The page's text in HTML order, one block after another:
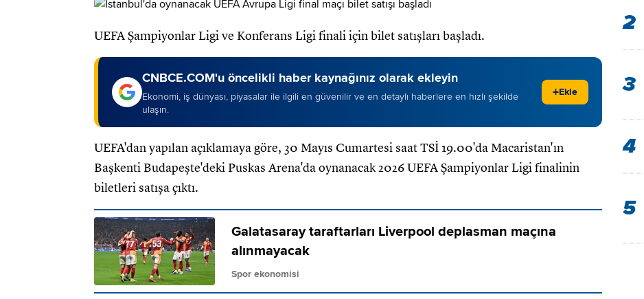
UEFA Şampiyonlar Ligi ve Konferans Ligi finali için bilet satışları başladı.
CNBCE.COM'u öncelikli haber kaynağınız olarak ekleyin
Ekonomi, iş dünyası, piyasalar ile ilgili en güvenilir ve en detaylı haberlere en hızlı şekilde
ulaşın.
+Ekle
UEFA'dan yapılan açıklamaya göre, 30 Mayıs Cumartesi saat TSİ 19.00'da Macaristan'ın
Başkenti Budapeşte'deki Puskas Arena'da oynanacak 2026 UEFA Şampiyonlar Ligi finalinin
biletleri satışa çıktı.
Galatasaray taraftarları Liverpool deplasman maçına
alınmayacak
Spor ekonomisi
2
3
4
5